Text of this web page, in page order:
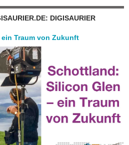
DIGISAURIER
Traum von Zukunft